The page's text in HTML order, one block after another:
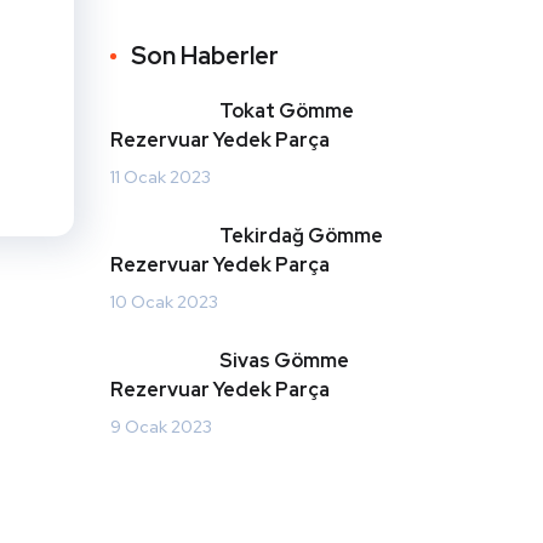
Son Haberler
Tokat Gömme
Rezervuar Yedek Parça
11 Ocak 2023
Tekirdağ Gömme
Rezervuar Yedek Parça
10 Ocak 2023
Sivas Gömme
Rezervuar Yedek Parça
9 Ocak 2023